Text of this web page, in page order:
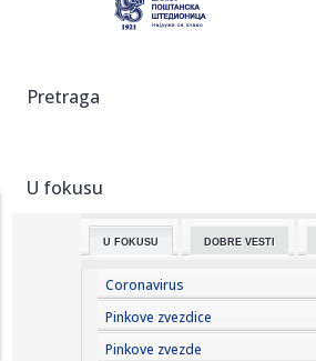
22:39:Od sutra restrikcije vode u
otkrila: "On vi...
22:35:
22:35: Ovi horoskopski znakovi
22:35:Savić srušio Vitebsk: Borac
(VIDEO)
Pretraga
U fokusu
U FOKUSU DOBRE VESTI
Coronavirus
Pinkove zvezdice
Pinkove zvezde